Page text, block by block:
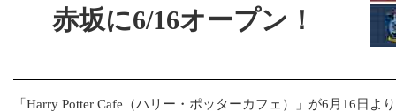
赤坂に6/16オープン！
「Harry Potter Cafe（ハリー・ポッターカフェ）」が6月16日よ